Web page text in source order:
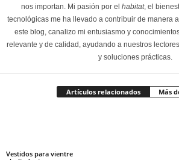
nos importan. Mi pasión por el habitat, el
tecnológicas me ha llevado a contribuir de manera
este blog, canalizo mi entusiasmo y
relevante y de calidad, ayudando a nuestros
y soluciones prácticas.
Artículos relacionados Más
Vestidos para vientre